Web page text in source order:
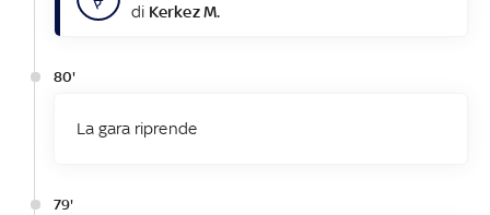
di Kerkez M.
80'
La gara riprende
79'